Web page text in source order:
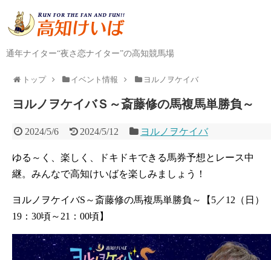
通年ナイター“夜さ恋ナイター”の高知競馬場
トップ イベント情報 ヨルノヲケイバ
ヨルノヲケイバＳ～斎藤修の馬複馬単勝負～
2024/5/6 2024/5/12 ヨルノヲケイバ
ゆる～く、楽しく、ドキドキできる馬券予想とレース中
継。みんなで高知けいばを楽しみましょう！
ヨルノヲケイバS～斎藤修の馬複馬単勝負～【5／12（日）
19：30頃～21：00頃】